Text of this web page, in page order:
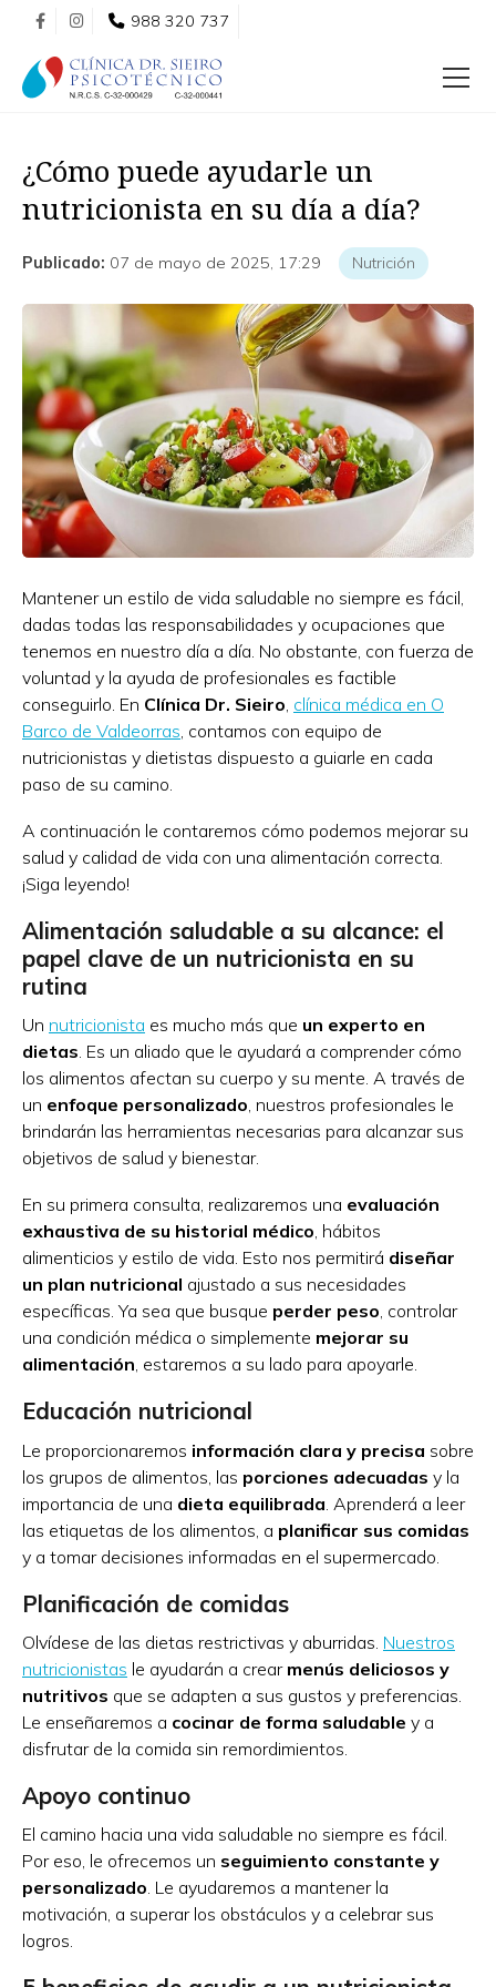
988 320 737
¿Cómo puede ayudarle un
nutricionista en su día a día?
Publicado: 07 de mayo de 2025, 17:29 Nutrición
Mantener un estilo de vida saludable no siempre es fácil,
dadas todas las responsabilidades y ocupaciones que
tenemos en nuestro día a día. No obstante, con fuerza de
voluntad y la ayuda de profesionales es factible
conseguirlo. En Clínica Dr. Sieiro, clínica médica en O
Barco de Valdeorras, contamos con equipo de
nutricionistas y dietistas dispuesto a guiarle en cada
paso de su camino.
A continuación le contaremos cómo podemos mejorar su
salud y calidad de vida con una alimentación correcta.
¡Siga leyendo!
Alimentación saludable a su alcance: el
papel clave de un nutricionista en su
rutina
Un nutricionista es mucho más que un experto en
dietas. Es un aliado que le ayudará a comprender cómo
los alimentos afectan su cuerpo y su mente. A través de
un enfoque personalizado, nuestros profesionales le
brindarán las herramientas necesarias para alcanzar sus
objetivos de salud y bienestar.
En su primera consulta, realizaremos una evaluación
exhaustiva de su historial médico, hábitos
alimenticios y estilo de vida. Esto nos permitirá diseñar
un plan nutricional ajustado a sus necesidades
específicas. Ya sea que busque perder peso, controlar
una condición médica o simplemente mejorar su
alimentación, estaremos a su lado para apoyarle.
Educación nutricional
Le proporcionaremos información clara y precisa sobre
los grupos de alimentos, las porciones adecuadas y la
importancia de una dieta equilibrada . Aprenderá a leer
las etiquetas de los alimentos, a planificar sus comidas
y a tomar decisiones informadas en el supermercado.
Planificación de comidas
Olvídese de las dietas restrictivas y aburridas. Nuestros
nutricionistas le ayudarán a crear menús deliciosos y
nutritivos que se adapten a sus gustos y preferencias.
Le enseñaremos a cocinar de forma saludable y a
disfrutar de la comida sin remordimientos.
Apoyo continuo
El camino hacia una vida saludable no siempre es fácil.
Por eso, le ofrecemos un seguimiento constante y
personalizado . Le ayudaremos a mantener la
motivación, a superar los obstáculos y a celebrar sus
logros.